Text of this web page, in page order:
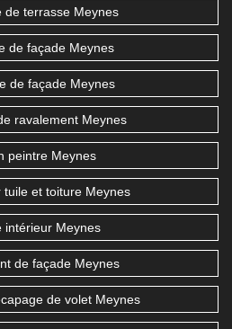
de terrasse Meynes
de façade Meynes
de façade Meynes
ravalement Meynes
peintre Meynes
tuile et toiture Meynes
intérieur Meynes
de façade Meynes
de volet Meynes